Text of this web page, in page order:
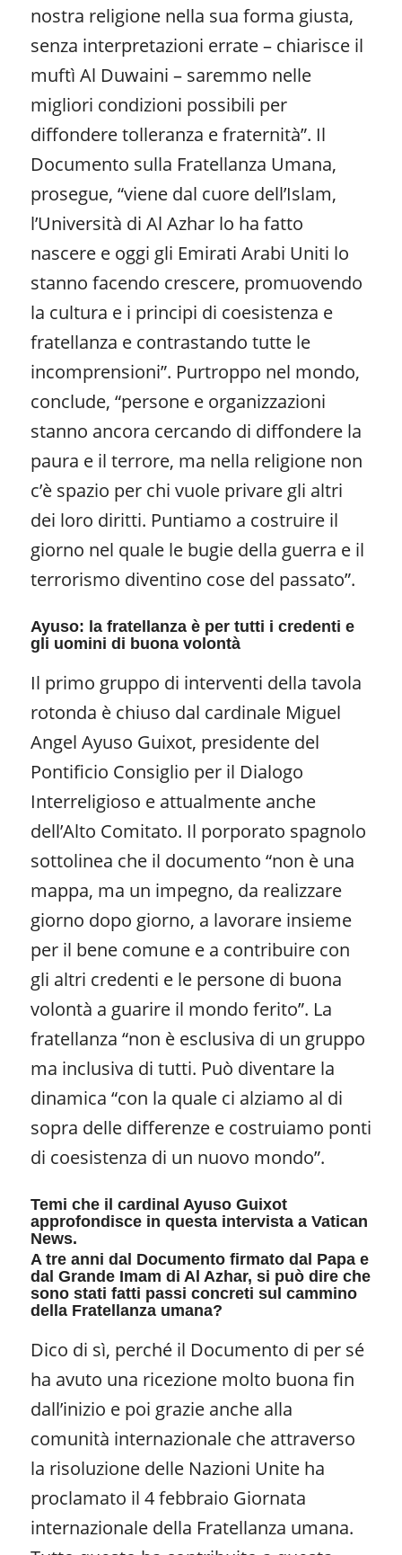
nostra religione nella sua forma giusta,
senza interpretazioni errate – chiarisce il
muftì Al Duwaini – saremmo nelle
migliori condizioni possibili per
diffondere tolleranza e fraternità”. Il
Documento sulla Fratellanza Umana,
prosegue, “viene dal cuore dell’Islam,
l’Università di Al Azhar lo ha fatto
nascere e oggi gli Emirati Arabi Uniti lo
stanno facendo crescere, promuovendo
la cultura e i principi di coesistenza e
fratellanza e contrastando tutte le
incomprensioni”. Purtroppo nel mondo,
conclude, “persone e organizzazioni
stanno ancora cercando di diffondere la
paura e il terrore, ma nella religione non
c’è spazio per chi vuole privare gli altri
dei loro diritti. Puntiamo a costruire il
giorno nel quale le bugie della guerra e il
terrorismo diventino cose del passato”.
Ayuso: la fratellanza è per tutti i credenti e
gli uomini di buona volontà
Il primo gruppo di interventi della tavola
rotonda è chiuso dal cardinale Miguel
Angel Ayuso Guixot, presidente del
Pontificio Consiglio per il Dialogo
Interreligioso e attualmente anche
dell’Alto Comitato. Il porporato spagnolo
sottolinea che il documento “non è una
mappa, ma un impegno, da realizzare
giorno dopo giorno, a lavorare insieme
per il bene comune e a contribuire con
gli altri credenti e le persone di buona
volontà a guarire il mondo ferito”. La
fratellanza “non è esclusiva di un gruppo
ma inclusiva di tutti. Può diventare la
dinamica “con la quale ci alziamo al di
sopra delle differenze e costruiamo ponti
di coesistenza di un nuovo mondo”.
Temi che il cardinal Ayuso Guixot
approfondisce in questa intervista a Vatican
News.
A tre anni dal Documento firmato dal Papa e
dal Grande Imam di Al Azhar, si può dire che
sono stati fatti passi concreti sul cammino
della Fratellanza umana?
Dico di sì, perché il Documento di per sé
ha avuto una ricezione molto buona fin
dall’inizio e poi grazie anche alla
comunità internazionale che attraverso
la risoluzione delle Nazioni Unite ha
proclamato il 4 febbraio Giornata
internazionale della Fratellanza umana.